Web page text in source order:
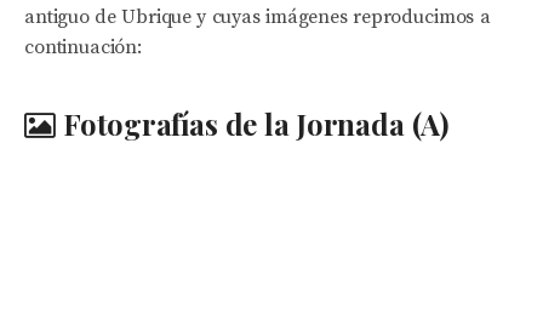
antiguo de Ubrique y cuyas imágenes reproducimos a
continuación:
Fotografías de la Jornada (A)